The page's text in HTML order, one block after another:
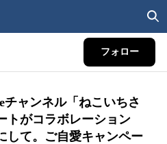
フォロー
チャンネル「ねこいちさ
トがコラボレーション
して。ご自愛キャンペー